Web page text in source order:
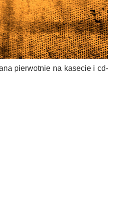
pierwotnie na kasecie i cd-